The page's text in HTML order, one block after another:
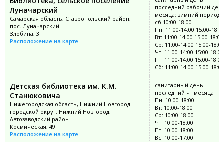
Луначарский
Самарская область, Ставропольский район,
пос. Луначарский
Злобина, 3
Расположение на карте
последний рабочий
месяца; зимний период:
сб 10:00-18:00
Пн: 11:00-14:00 15:00-
Вт: 11:00-14:00 15:00-18:00
Ср: 11:00-14:00 15:00-18:00
Чт: 11:00-14:00 15:00-18:00
Пт: 11:00-14:00 15:00-18:00
Сб: 11:00-14:00 15:00-18:00
Детская библиотека им. К.М.
Станюковича
Нижегородская область, Нижний Новгород
городской округ, Нижний Новгород,
Автозаводский район
Космическая, 49
Расположение на карте
санитарный день:
последний чт месяца
Пн: 10:00-18:00
Вт: 10:00-18:00
Ср: 10:00-18:00
Чт: 10:00-18:00
Пт: 10:00-18:00
Вс: 10:00-17:00